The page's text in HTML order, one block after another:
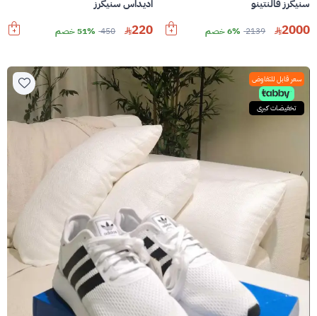
سنيكرز فالنتينو
2000
2139 6% خصم
اديداس سنيكرز
220
450 51% خصم
سعر قابل للتفاوض
تخفيضات كبرى